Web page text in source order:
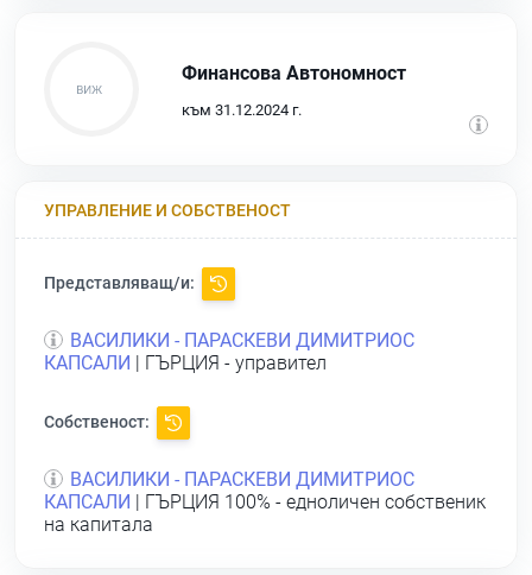
Финансова Автономност
към 31.12.2024 г.
УПРАВЛЕНИЕ И СОБСТВЕНОСТ
Представляващ/и:
ВАСИЛИКИ - ПАРАСКЕВИ ДИМИТРИОС
КАПСАЛИ
| ГЪРЦИЯ - управител
Собственост:
ВАСИЛИКИ - ПАРАСКЕВИ ДИМИТРИОС
КАПСАЛИ
| ГЪРЦИЯ 100% - едноличен собственик
на капитала